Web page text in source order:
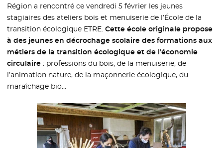
Région a rencontré ce vendredi 5 février les jeunes
stagiaires des ateliers bois et menuiserie de l’École de la
transition écologique ETRE.Cette école originale propose
à des jeunes en décrochage scolaire des formations aux
métiers de la transition écologique et de l’économie
circulaire : professions du bois, de la menuiserie, de
l’animation nature, de la maçonnerie écologique, du
maraîchage bio…